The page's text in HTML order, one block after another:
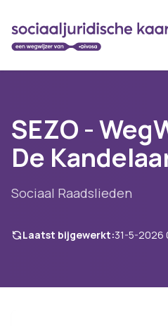
SEZO -
De
Sociaal Raadslieden
Laatst bijgewerkt:31-5-2026